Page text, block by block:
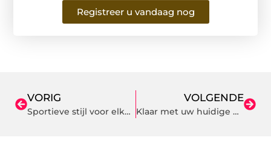
Registreer u vandaag nog
VORIG
Sportieve stijl voor elke dag
VOLGENDE
Klaar met uw huidige VvE beheerder? Zo werkt overstappen zonder gedoe